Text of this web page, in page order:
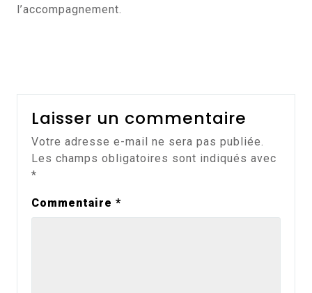
l’accompagnement.
Laisser un commentaire
Votre adresse e-mail ne sera pas publiée.
Les champs obligatoires sont indiqués avec
*
Commentaire *